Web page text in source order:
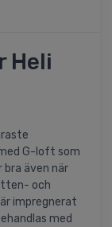
Heli
G-loft som
även när
och
impregnerat
med